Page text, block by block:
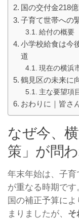
国の交付金218
子育て世帯への
給付の概要
小学校給食は今
道
現在の横浜
鶴見区の未来に
主な要望項
おわりに｜皆さ
なぜ今、
策」が問
年末年始は、子
が重なる時期です
国の補正予算に
まりましたが、 そ